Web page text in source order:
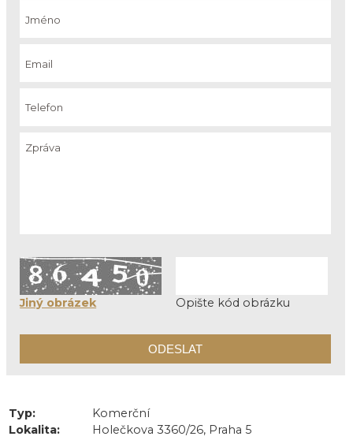
Jiný obrázek Opište kód obrázku
Typ:
Komerční
Lokalita:
Holečkova 3360/26, Praha 5